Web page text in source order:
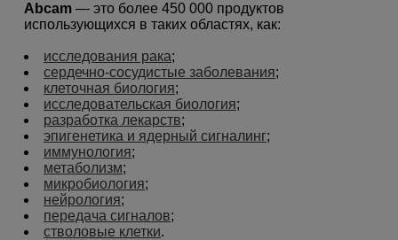
Abcam — это более 450 000 продуктов
использующихся в таких областях, как:
исследования рака;
сердечно-сосудистые заболевания;
клеточная биология;
исследовательская биология;
разработка лекарств;
эпигенетика и ядерный сигналинг;
иммунология;
метаболизм;
микробиология;
нейрология;
передача сигналов;
стволовые клетки.